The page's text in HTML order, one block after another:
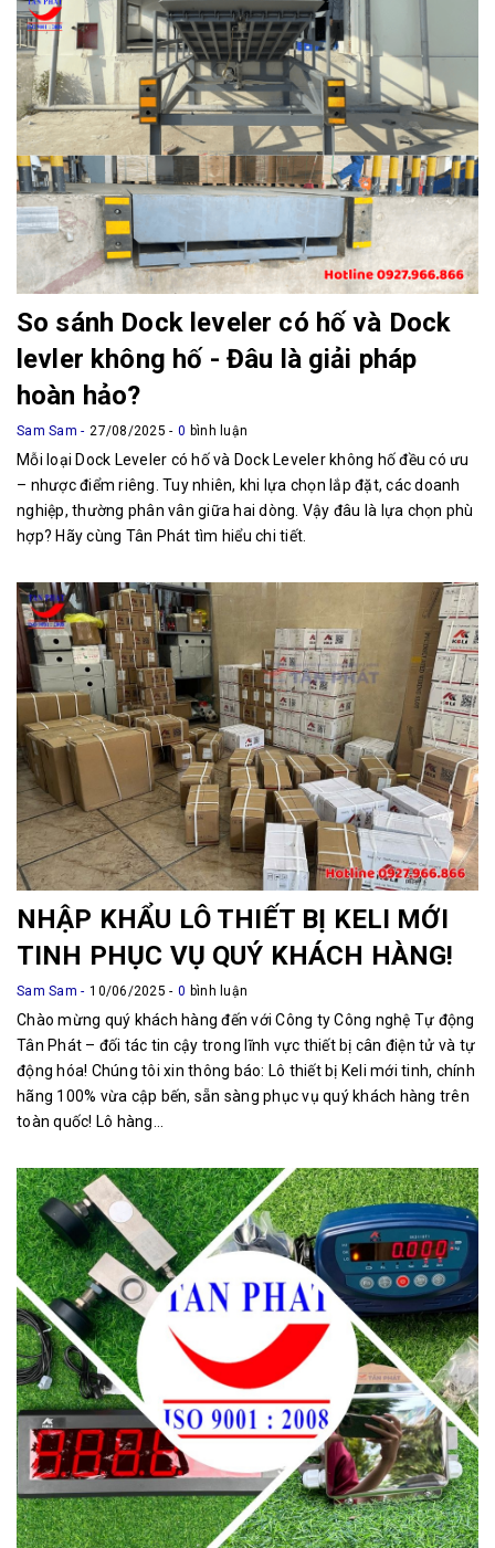
So sánh Dock leveler có hố và Dock
levler không hố - Đâu là giải pháp
hoàn hảo?
Sam Sam 27/08/2025 0 bình luận
Mỗi loại Dock Leveler có hố và Dock Leveler không hố đều có ưu
– nhược điểm riêng. Tuy nhiên, khi lựa chọn lắp đặt, các doanh
nghiệp, thường phân vân giữa hai dòng. Vậy đâu là lựa chọn phù
hợp? Hãy cùng Tân Phát tìm hiểu chi tiết.
NHẬP KHẨU LÔ THIẾT BỊ KELI MỚI
TINH PHỤC VỤ QUÝ KHÁCH HÀNG!
Sam Sam 10/06/2025 0 bình luận
Chào mừng quý khách hàng đến với Công ty Công nghệ Tự động
Tân Phát – đối tác tin cậy trong lĩnh vực thiết bị cân điện tử và tự
động hóa! Chúng tôi xin thông báo: Lô thiết bị Keli mới tinh, chính
hãng 100% vừa cập bến, sẵn sàng phục vụ quý khách hàng trên
toàn quốc! Lô hàng...